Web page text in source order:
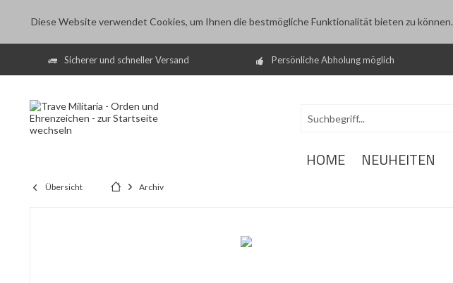
Diese Website verwendet Cookies, um Ihnen die bestmögliche Funktionalität bieten zu können.
Sicherer und schneller Versand Persönliche Abholung möglich
HOME NEUHEITEN
Übersicht Archiv